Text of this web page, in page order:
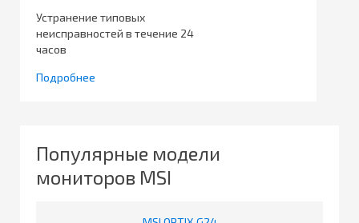
Устранение типовых
неисправностей в течение 24
часов
Подробнее
Популярные модели
мониторов MSI